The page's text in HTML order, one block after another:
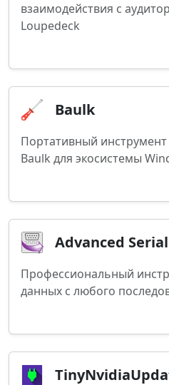
взаимодействия с
Loupedeck
Baulk
Портативный
Baulk для экосистемы
Advanced
Профессиональный
данных с любого